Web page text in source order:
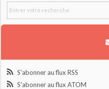
S'abonner au flux RSS
S'abonner au flux ATOM